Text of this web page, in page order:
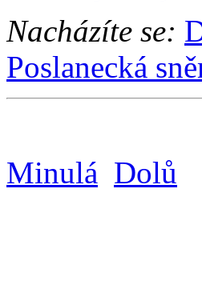
Nacházíte se:
Poslanecká
Minulá Dolů